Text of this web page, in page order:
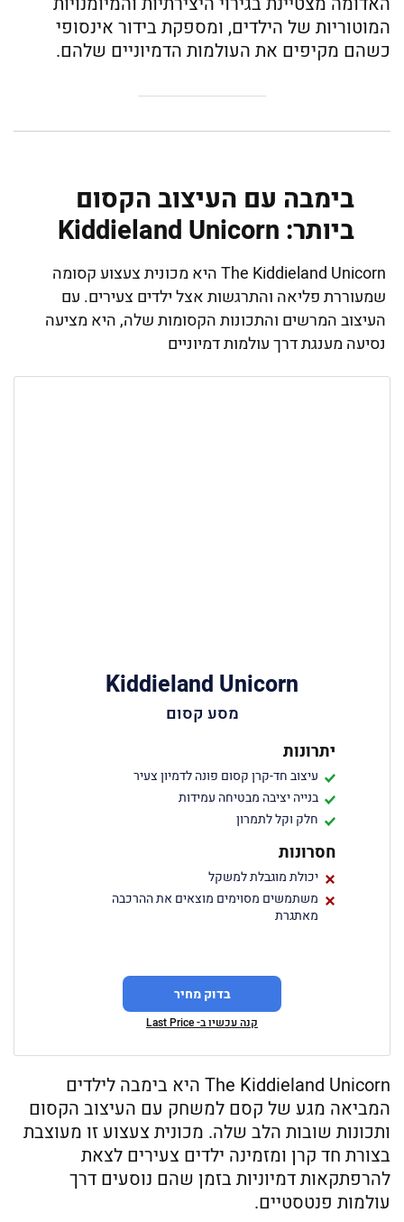
המוטוריות של הילדים, ומספקת בידור אינסופי
כשהם מקיפים את העולמות הדמיוניים שלהם.
בימבה עם העיצוב הקסום
ביותר: Kiddieland Unicorn
The Kiddieland Unicorn היא מכונית צעצוע קסומה
שמעוררת פליאה והתרגשות אצל ילדים צעירים. עם
העיצוב המרשים והתכונות הקסומות שלה, היא מציעה
נסיעה מענגת דרך עולמות דמיוניים
Kiddieland Unicorn
מסע קסום
יתרונות
עיצוב חד-קרן קסום פונה לדמיון צעיר
בנייה יציבה מבטיחה עמידות
חלק וקל לתמרון
חסרונות
יכולת מוגבלת למשקל
משתמשים מסוימים מוצאים את ההרכבה
מאתגרת
בדוק מחיר
קנה עכשיו ב- Last Price
The Kiddieland Unicorn היא בימבה לילדים
המביאה מגע של קסם למשחק עם העיצוב הקסום
ותכונות שובות הלב שלה. מכונית צעצוע זו מעוצבת
בצורת חד קרן ומזמינה ילדים צעירים לצאת
להרפתקאות דמיוניות בזמן שהם נוסעים דרך
עולמות פנטסטיים.